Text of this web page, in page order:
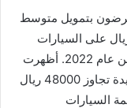
بتمويل متوسط
ريال للسيارات الجديدة و 38،534 ريال على السيارات
المستعملة التي تم شراؤها في الربع الثاني من عام 2022. أظهرت
بيانات أخرى أن متوسط سعر المركبات الجديدة تجاوز 48000 ريال
السيارات